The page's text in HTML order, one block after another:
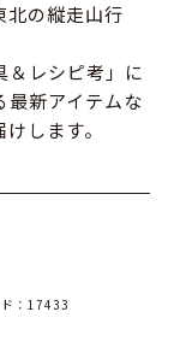
北の縦走山行
＆レシピ考」に
最新アイテムな
します。
：17433